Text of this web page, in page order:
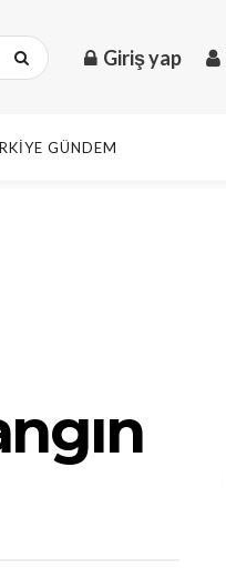
Giriş yap
GÜNDEM